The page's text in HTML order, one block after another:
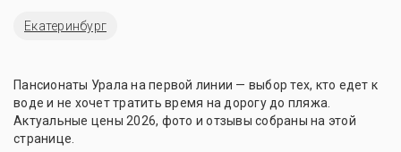
Екатеринбург
Пансионаты Урала на первой линии — выбор тех, кто едет к
воде и не хочет тратить время на дорогу до пляжа.
Актуальные цены 2026, фото и отзывы собраны на этой
странице.